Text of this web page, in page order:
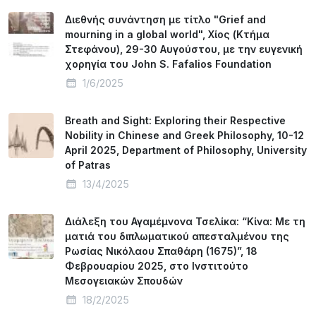
Διεθνής συνάντηση με τίτλο "Grief and
mourning in a global world", Χίος (Κτήμα
Στεφάνου), 29-30 Αυγούστου, με την ευγενική
χορηγία του John S. Fafalios Foundation
1/6/2025
Breath and Sight: Exploring their Respective
Nobility in Chinese and Greek Philosophy, 10-12
April 2025, Department of Philosophy, University
of Patras
13/4/2025
Διάλεξη του Αγαμέμνονα Τσελίκα: “Κίνα: Με τη
ματιά του διπλωματικού απεσταλμένου της
Ρωσίας Νικόλαου Σπαθάρη (1675)”, 18
Φεβρουαρίου 2025, στο Ινστιτούτο
Μεσογειακών Σπουδών
18/2/2025